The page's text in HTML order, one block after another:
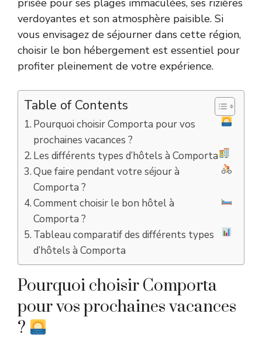
prisée pour ses plages immaculées, ses rizières
verdoyantes et son atmosphère paisible. Si
vous envisagez de séjourner dans cette région,
choisir le bon hébergement est essentiel pour
profiter pleinement de votre expérience.
Table of Contents
Pourquoi choisir Comporta pour vos
prochaines vacances ?
Les différents types d’hôtels à Comporta
Que faire pendant votre séjour à
Comporta ?
Comment choisir le bon hôtel à
Comporta ?
Tableau comparatif des différents types
d’hôtels à Comporta
Pourquoi choisir Comporta
pour vos prochaines vacances
?